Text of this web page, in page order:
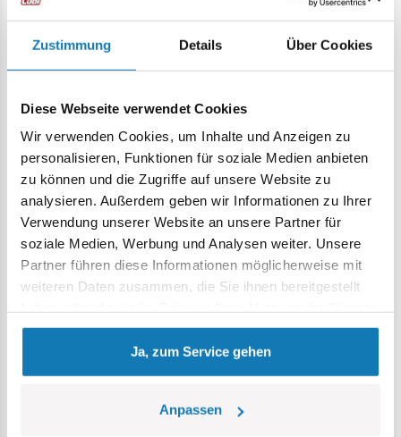
Zustimmung Details Über Cookies
Diese Webseite verwendet Cookies
Wir verwenden Cookies, um Inhalte und Anzeigen zu
personalisieren, Funktionen für soziale Medien anbieten
zu können und die Zugriffe auf unsere Website zu
analysieren. Außerdem geben wir Informationen zu Ihrer
Verwendung unserer Website an unsere Partner für
soziale Medien, Werbung und Analysen weiter. Unsere
Partner führen diese Informationen möglicherweise mit
weiteren Daten zusammen, die Sie ihnen bereitgestellt
gesammelt haben.
Ja, zum Service gehen
Anpassen
Hubschraubers in der polnischen Polizeiversion zu bauen, das
Das Set im Maßstab 1:48 enthält 217 Teile, darunter speziell
gestaltete Steine, wie beispielsweise die markante Nase des
ermöglichen.
Dank der intuitiven Bauanleitung können Modellbau-
Enthusiasten jeden Alters den Prozess der Herstellung dieses
außergewöhnlichen polnischen Polizeihubschraubers genießen.
Bereichern Sie Ihre COBI-Sammlung mit diesem